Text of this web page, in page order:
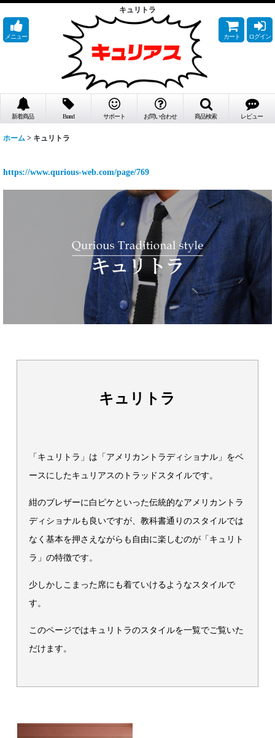
キュリトラ
メニュー カート ログイン
新着商品 Brand サポート お問い合わせ 商品検索 レビュー
ホーム > キュリトラ
https://www.qurious-web.com/page/769
キュリトラ
「キュリトラ」は「アメリカントラディショナル」をベ
ースにしたキュリアスのトラッドスタイルです。
紺のブレザーに白ピケといった伝統的なアメリカントラ
ディショナルも良いですが、教科書通りのスタイルでは
なく基本を押さえながらも自由に楽しむのが「キュリト
ラ」の特徴です。
少しかしこまった席にも着ていけるようなスタイルで
す。
このページではキュリトラのスタイルを一覧でご覧いた
だけます。